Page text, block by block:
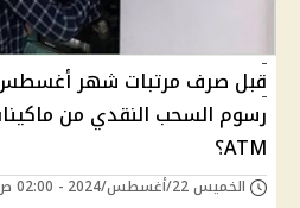
رسوم السحب النقدي من
ATM؟
الخميس 22/أغسطس/2024 - 02:00 ص